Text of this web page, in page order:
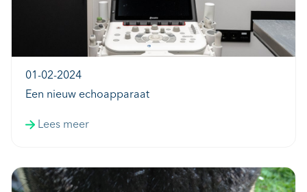
01-02-2024
Een nieuw echoapparaat
Lees meer